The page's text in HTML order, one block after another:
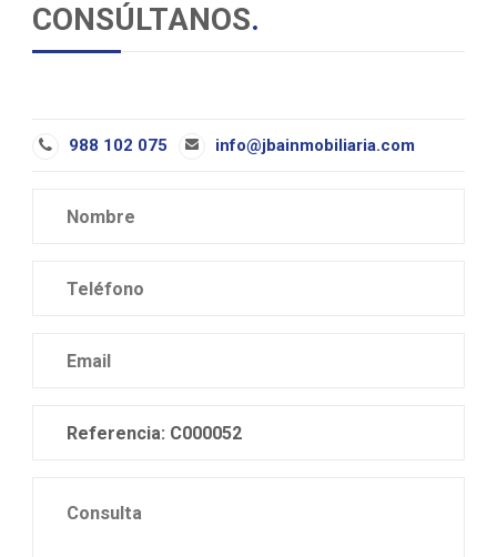
CONSÚLTANOS.
988 102 075 info@jbainmobiliaria.com